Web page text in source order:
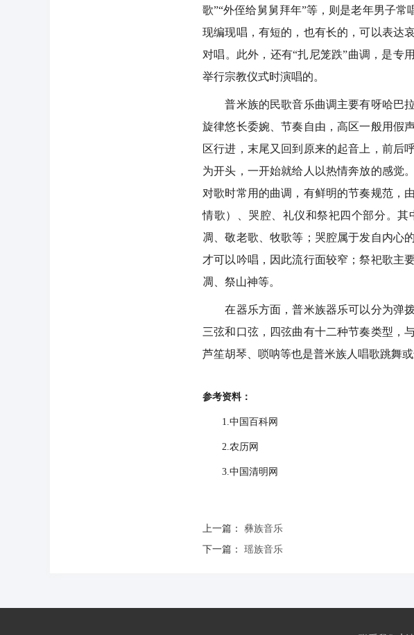
歌”“外侄给舅舅拜年”等，则是老年男子
现编现唱，有短的，也有长的，可以表达
对唱。此外，还有“扎尼笼跌”曲调，是专
举行宗教仪式时演唱的。
普米族的民歌音乐曲调主要有呀哈巴拉
旋律悠长委婉、节奏自由，高区一般用假
区行进，末尾又回到原来的起音上，前后
为开头，一开始就给人以热情奔放的感觉
对歌时常用的曲调，有鲜明的节奏规范，
情歌）、哭腔、礼仪和祭祀四个部分。其
凋、敬老歌、牧歌等；哭腔属于发自内心
才可以吟唱，因此流行面较窄；祭祀歌主
凋、祭山神等。
在器乐方面，普米族器乐可以分为弹拨
三弦和口弦，四弦曲有十二种节奏类型，
芦笙胡琴、唢呐等也是普米族人唱歌跳舞
参考资料：
1.中国百科网
2.农历网
3.中国清明网
上一篇： 彝族音乐
下一篇： 瑶族音乐